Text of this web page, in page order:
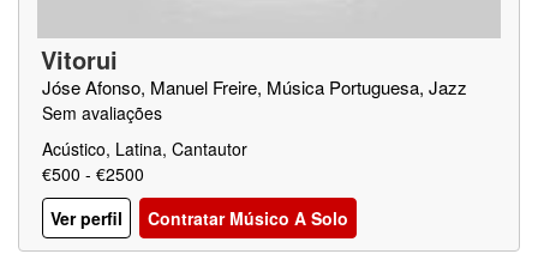
Vitorui
Jóse Afonso, Manuel Freire, Música Portuguesa, Jazz
Sem avaliações
Acústico, Latina, Cantautor
€500 - €2500
Ver perfil
Contratar Músico A Solo